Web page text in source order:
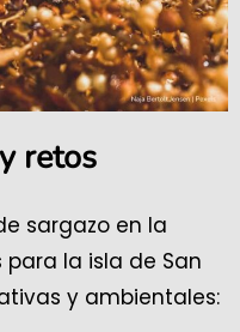
retos
sargazo en la
la isla de San
y ambientales: